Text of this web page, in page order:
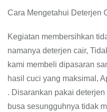
Cara Mengetahui Deterjen
Kegiatan membersihkan
namanya deterjen cair,
kami membeli dipasaran
hasil cuci yang maksimal,
. Disarankan pakai
busa sesungguhnya tidak